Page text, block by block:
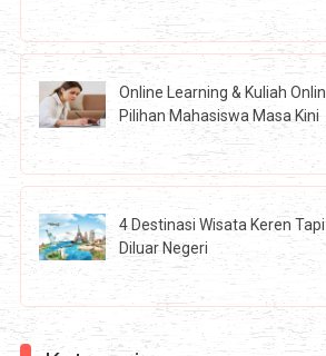
Online Learning & Kuliah
Pilihan Mahasiswa Masa Kini
4 Destinasi Wisata Keren
Diluar Negeri